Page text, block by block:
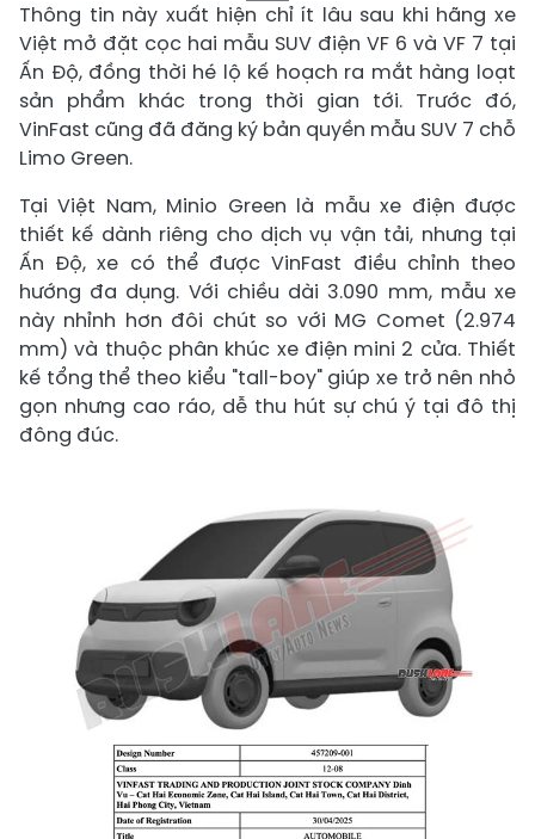
Thông tin này xuất hiện chỉ ít lâu sau khi hãng xe
Việt mở đặt cọc hai mẫu SUV điện VF 6 và VF 7 tại
Ấn Độ, đồng thời hé lộ kế hoạch ra mắt hàng loạt
sản phẩm khác trong thời gian tới. Trước đó,
VinFast cũng đã đăng ký bản quyền mẫu SUV 7 chỗ
Limo Green.
Tại Việt Nam, Minio Green là mẫu xe điện được
thiết kế dành riêng cho dịch vụ vận tải, nhưng tại
Ấn Độ, xe có thể được VinFast điều chỉnh theo
hướng đa dụng. Với chiều dài 3.090 mm, mẫu xe
này nhỉnh hơn đôi chút so với MG Comet (2.974
mm) và thuộc phân khúc xe điện mini 2 cửa. Thiết
kế tổng thể theo kiểu "tall-boy" giúp xe trở nên nhỏ
gọn nhưng cao ráo, dễ thu hút sự chú ý tại đô thị
đông đúc.